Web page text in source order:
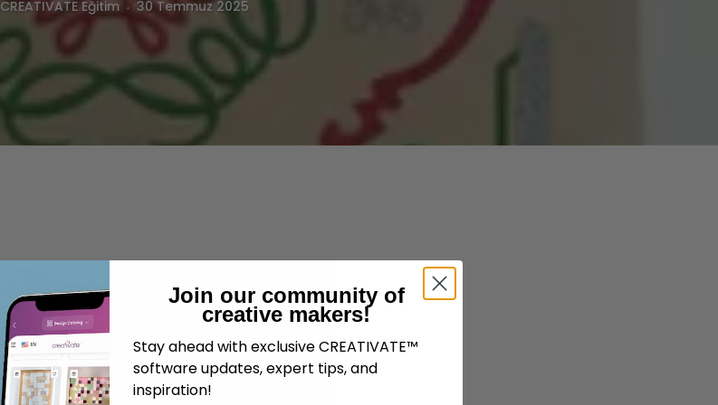
CREATIVATE Eğitim 30 Temmuz 2025
Join our community of
creative makers!
Stay ahead with exclusive CREATIVATE™
software updates, expert tips, and
inspiration!